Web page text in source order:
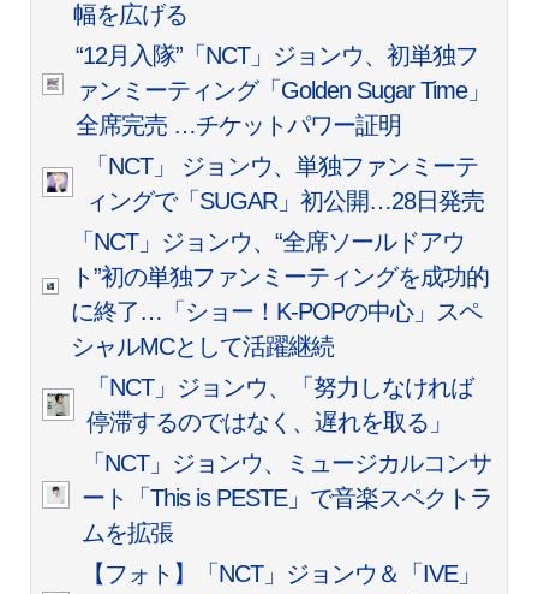
幅を広げる
“12月入隊”「NCT」ジョンウ、初単独フ
ァンミーティング「Golden Sugar Time」
全席完売 …チケットパワー証明
「NCT」 ジョンウ、単独ファンミーテ
ィングで「SUGAR」初公開…28日発売
「NCT」ジョンウ、“全席ソールドアウ
ト”初の単独ファンミーティングを成功的
に終了…「ショー！K-POPの中心」スペ
シャルMCとして活躍継続
「NCT」ジョンウ、「努力しなければ
停滞するのではなく、遅れを取る」
「NCT」ジョンウ、ミュージカルコンサ
ート「This is PESTE」で音楽スペクトラ
ムを拡張
【フォト】「NCT」ジョンウ＆「IVE」